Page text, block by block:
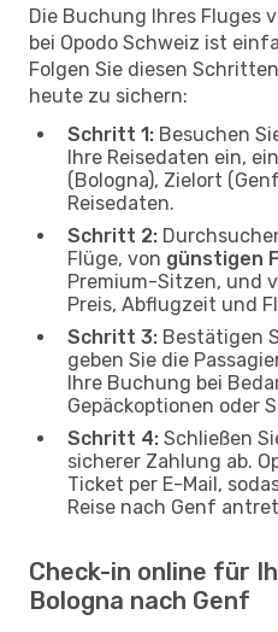
Die Buchung Ihres Fluges
bei Opodo Schweiz ist
Folgen Sie diesen
heute zu sichern:
Schritt 1: Besuchen
Ihre Reisedaten ein,
(Bologna), Zielort
Reisedaten.
Schritt 2:
Flüge, von günstigen
Premium-Sitzen, und
Preis, Abflugzeit und
Schritt 3: Bestätigen
geben Sie die
Ihre Buchung bei
Gepäckoptionen oder
Schritt 4: Schließen
sicherer Zahlung ab.
Ticket per E-Mail,
Reise nach Genf
Check-in online für
Bologna nach Genf